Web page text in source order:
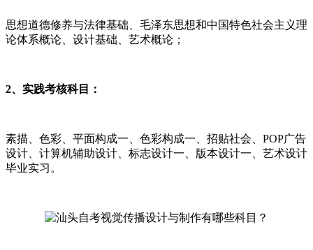
思想道德修养与法律基础、毛泽东思想和中国特色社会主义理
论体系概论、设计基础、艺术概论；
2、实践考核科目：
素描、色彩、平面构成一、色彩构成一、招贴社会、POP广告
设计、计算机辅助设计、标志设计一、版本设计一、艺术设计
毕业实习。